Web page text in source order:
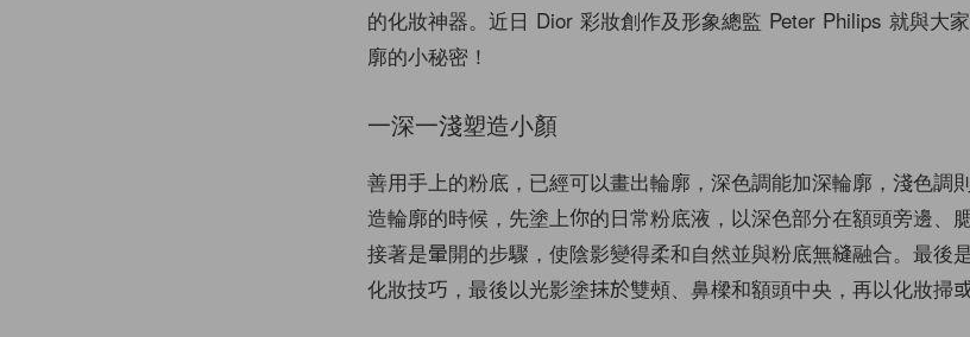
的化妝神器。近日 Dior 彩妝創作及形象總監 Peter Philips 就與大
廓的小秘密！
一深一淺塑造小顏
善用手上的粉底，已經可以畫出輪廓，深色調能加深輪廓，淺色調
造輪廓的時候，先塗上你的日常粉底液，以深色部分在額頭旁邊、
接著是暈開的步驟，使陰影變得柔和自然並與粉底無縫融合。最後
化妝技巧，最後以光影塗抹於雙頰、鼻樑和額頭中央，再以化妝掃